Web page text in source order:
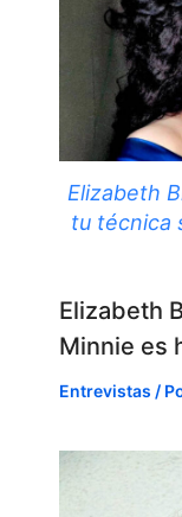
Elizabeth
tu técnica
Elizabeth
Minnie es
Entrevistas /